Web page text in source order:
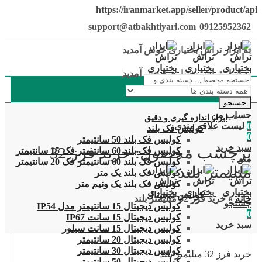
https://iranmarket.app/seller/product/api
support@atbakhtiyari.com 09125952362
به ابزار تراش بختیاری خوش آمدید
به ابزار تراش بختیاری خوش آمدید
جستجو
حساب من
0 لیست علاقه مندی
0
سبد خرید
منو
جستجو
0
سبد خرید
دسته بندی محصولات
ابزار اندازه گیری و دقیق
کولیس فک بلند
کولیس فک بلند 50 سانتیمتر
کولیس فک بلند 60 سانتیمتر فک 15 سانتیمتر
کولیس فک بلند 60 سانتیمتر فک 20 سانتیمتر
کولیس فک بلند یک متر
کولیس فک بلند یک ونیم متر
کولیس دیجیتال
کولیس دیجیتال 15 سانتیمتر مدل IP54
کولیس دیجیتال 15 سانت IP67
کولیس دیجیتال 15 سانت سیلور
کولیس دیجیتال 20 سانتیمتر
کولیس دیجیتال 30 سانتیمتر
برچسب محصول: خرید فرز 32
میلیمتر بلند
خانه»خرید فرز 32 میلیمتر بلند
خرید فرز 32 میلیمتر بلند